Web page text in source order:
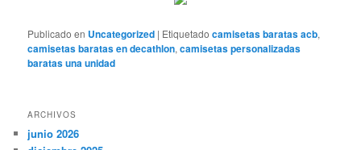
Publicado en Uncategorized | Etiquetado camisetas baratas acb,
camisetas baratas en decathlon,camisetas personalizadas
baratas una unidad
ARCHIVOS
junio 2026